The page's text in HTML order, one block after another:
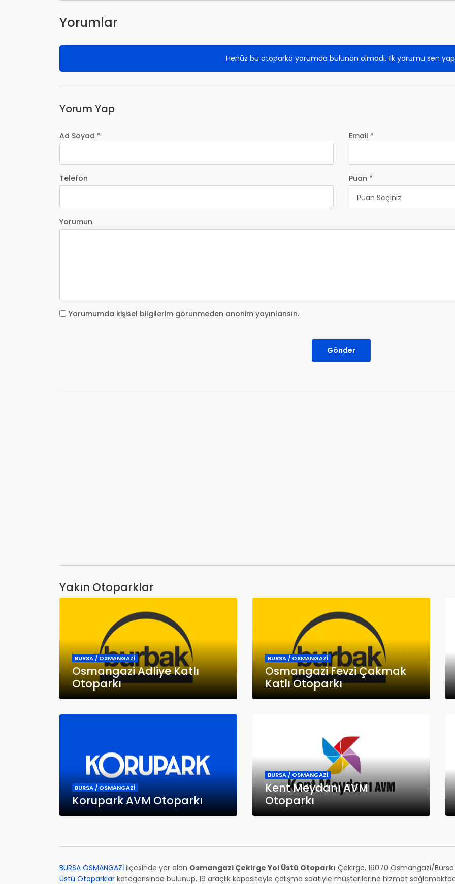
Yorumlar
Henüz bu otoparka yorumda bulunan olmadı. İlk yorumu sen
Yorum Yap
Ad Soyad * Email *
Telefon
Puan *
Puan Seçiniz
Yorumun
Yorumumda kişisel bilgilerim görünmeden anonim yayınlansın.
Gönder
Yakın Otoparklar
BURSA / OSMANGAZİ
Osmangazi Adliye Katlı
Otoparkı
BURSA / OSMANGAZİ
Osmangazi Fevzi Çakmak
Katlı Otoparkı
BURSA / OSMANGAZİ
Korupark AVM Otoparkı
BURSA / OSMANGAZİ
Kent Meydanı AVM
Otoparkı
BURSA OSMANGAZİ ilçesinde yer alan Osmangazi Çekirge Yol Üstü Otoparkı Çekirge, 16070 Osmangazi/
Üstü Otoparklar kategorisinde bulunup, 19 araçlık kapasiteyle çalışma saatiyle müşterilerine hizmet